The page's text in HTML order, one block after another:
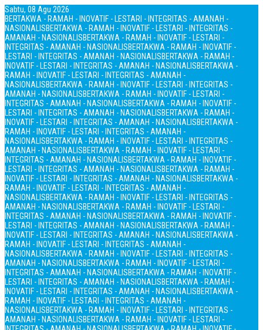
Sabtu, 08 Agu 2026
BERTAKWA - RAMAH - INOVATIF - LESTARI - INTEGRITAS - AMANAH -
NASIONALISBERTAKWA - RAMAH - INOVATIF - LESTARI - INTEGRITAS -
AMANAH - NASIONALISBERTAKWA - RAMAH - INOVATIF - LESTARI -
INTEGRITAS - AMANAH - NASIONALISBERTAKWA - RAMAH - INOVATIF -
LESTARI - INTEGRITAS - AMANAH - NASIONALISBERTAKWA - RAMAH -
INOVATIF - LESTARI - INTEGRITAS - AMANAH - NASIONALISBERTAKWA -
RAMAH - INOVATIF - LESTARI - INTEGRITAS - AMANAH -
NASIONALISBERTAKWA - RAMAH - INOVATIF - LESTARI - INTEGRITAS -
AMANAH - NASIONALISBERTAKWA - RAMAH - INOVATIF - LESTARI -
INTEGRITAS - AMANAH - NASIONALISBERTAKWA - RAMAH - INOVATIF -
LESTARI - INTEGRITAS - AMANAH - NASIONALISBERTAKWA - RAMAH -
INOVATIF - LESTARI - INTEGRITAS - AMANAH - NASIONALISBERTAKWA -
RAMAH - INOVATIF - LESTARI - INTEGRITAS - AMANAH -
NASIONALISBERTAKWA - RAMAH - INOVATIF - LESTARI - INTEGRITAS -
AMANAH - NASIONALISBERTAKWA - RAMAH - INOVATIF - LESTARI -
INTEGRITAS - AMANAH - NASIONALISBERTAKWA - RAMAH - INOVATIF -
LESTARI - INTEGRITAS - AMANAH - NASIONALISBERTAKWA - RAMAH -
INOVATIF - LESTARI - INTEGRITAS - AMANAH - NASIONALISBERTAKWA -
RAMAH - INOVATIF - LESTARI - INTEGRITAS - AMANAH -
NASIONALISBERTAKWA - RAMAH - INOVATIF - LESTARI - INTEGRITAS -
AMANAH - NASIONALISBERTAKWA - RAMAH - INOVATIF - LESTARI -
INTEGRITAS - AMANAH - NASIONALISBERTAKWA - RAMAH - INOVATIF -
LESTARI - INTEGRITAS - AMANAH - NASIONALISBERTAKWA - RAMAH -
INOVATIF - LESTARI - INTEGRITAS - AMANAH - NASIONALISBERTAKWA -
RAMAH - INOVATIF - LESTARI - INTEGRITAS - AMANAH -
NASIONALISBERTAKWA - RAMAH - INOVATIF - LESTARI - INTEGRITAS -
AMANAH - NASIONALISBERTAKWA - RAMAH - INOVATIF - LESTARI -
INTEGRITAS - AMANAH - NASIONALISBERTAKWA - RAMAH - INOVATIF -
LESTARI - INTEGRITAS - AMANAH - NASIONALISBERTAKWA - RAMAH -
INOVATIF - LESTARI - INTEGRITAS - AMANAH - NASIONALISBERTAKWA -
RAMAH - INOVATIF - LESTARI - INTEGRITAS - AMANAH -
NASIONALISBERTAKWA - RAMAH - INOVATIF - LESTARI - INTEGRITAS -
AMANAH - NASIONALISBERTAKWA - RAMAH - INOVATIF - LESTARI -